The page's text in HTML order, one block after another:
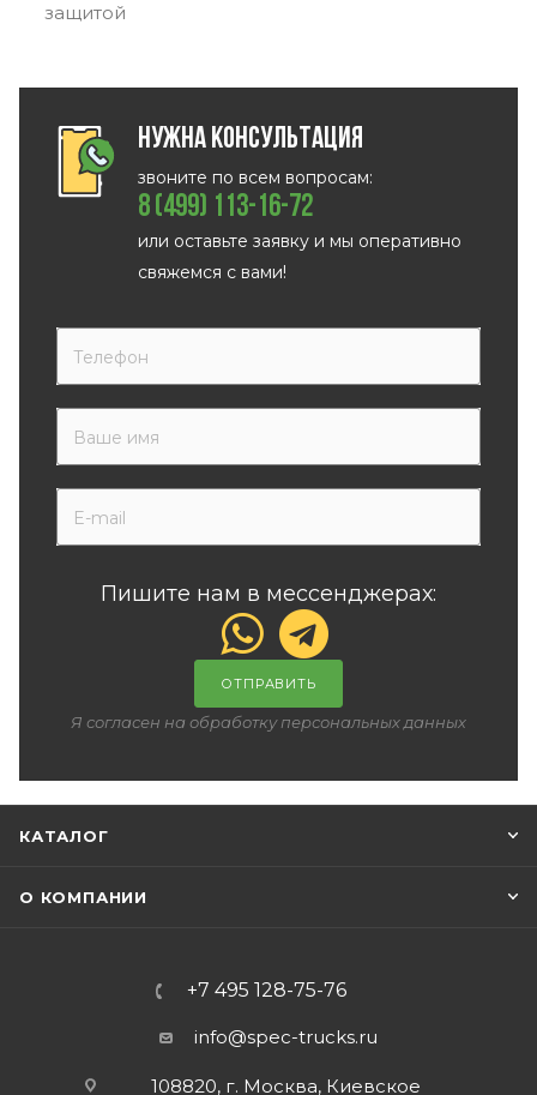
защитой
Нужна консультация
звоните по всем вопросам:
8 (499) 113-16-72
или оставьте заявку и мы оперативно
свяжемся с вами!
Пишите нам в мессенджерах:
ОТПРАВИТЬ
Я согласен на обработку персональных данных
КАТАЛОГ
О КОМПАНИИ
+7 495 128-75-76
info@spec-trucks.ru
108820, г. Москва, Киевское